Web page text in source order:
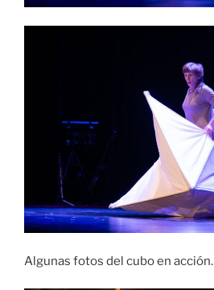
Algunas fotos del cubo en acción.